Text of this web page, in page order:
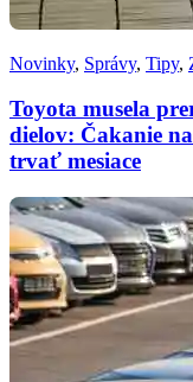
Novinky, Správy, Tipy,
Toyota musela
dielov: Čakanie
trvať mesiace